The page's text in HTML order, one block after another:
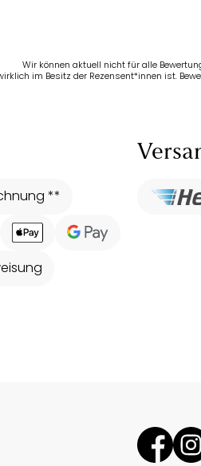
Wir können aktuell nicht für alle
im Besitz der Rezensent*innen ist.
**